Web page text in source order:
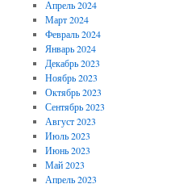
Апрель 2024
Март 2024
Февраль 2024
Январь 2024
Декабрь 2023
Ноябрь 2023
Октябрь 2023
Сентябрь 2023
Август 2023
Июль 2023
Июнь 2023
Май 2023
Апрель 2023